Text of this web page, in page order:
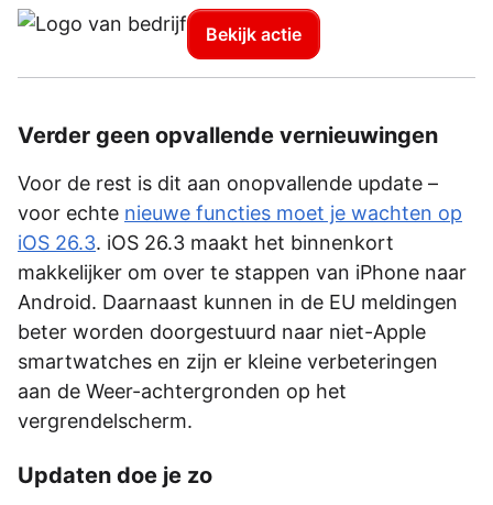
Bekijk actie
Verder geen opvallende vernieuwingen
Voor de rest is dit aan onopvallende update –
voor echte nieuwe functies moet je wachten op
iOS 26.3. iOS 26.3 maakt het binnenkort
makkelijker om over te stappen van iPhone naar
Android. Daarnaast kunnen in de EU meldingen
beter worden doorgestuurd naar niet-Apple
smartwatches en zijn er kleine verbeteringen
aan de Weer-achtergronden op het
vergrendelscherm.
Updaten doe je zo